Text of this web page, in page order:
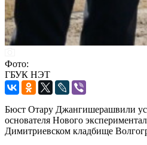
Фото:
ГБУК НЭТ
Бюст Отару Джангишерашвили
основателя Нового
Димитриевском кладбище